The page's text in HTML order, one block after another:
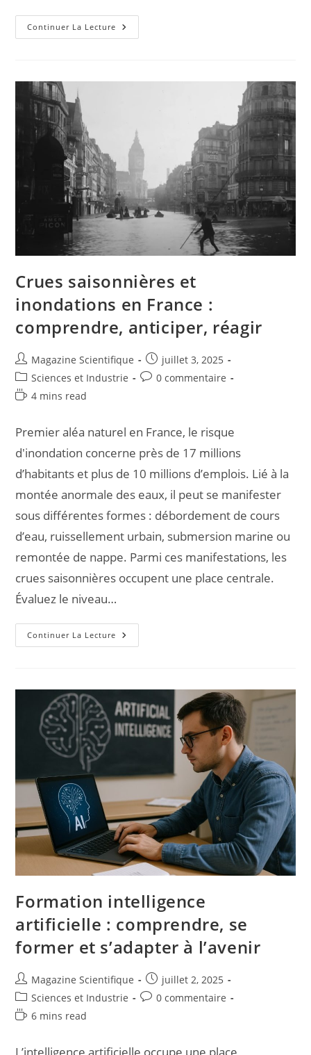
Continuer La Lecture
Crues saisonnières et
inondations en France :
comprendre, anticiper, réagir
Magazine Scientifique
juillet 3, 2025
Sciences et Industrie
0 commentaire
4 mins read
Premier aléa naturel en France, le risque
d'inondation concerne près de 17 millions
d’habitants et plus de 10 millions d’emplois. Lié à la
montée anormale des eaux, il peut se manifester
sous différentes formes : débordement de cours
d’eau, ruissellement urbain, submersion marine ou
remontée de nappe. Parmi ces manifestations, les
crues saisonnières occupent une place centrale.
Évaluez le niveau…
Continuer La Lecture
Formation intelligence
artificielle : comprendre, se
former et s’adapter à l’avenir
Magazine Scientifique
juillet 2, 2025
Sciences et Industrie
0 commentaire
6 mins read
L’intelligence artificielle occupe une place